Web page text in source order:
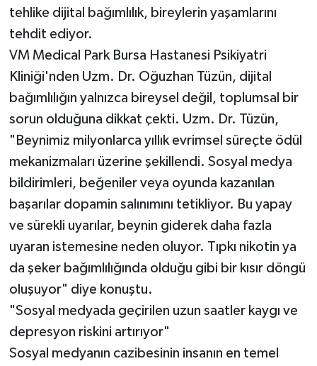
tehlike dijital bağımlılık, bireylerin yaşamlarını
tehdit ediyor.
VM Medical Park Bursa Hastanesi Psikiyatri
Kliniği'nden Uzm. Dr. Oğuzhan Tüzün, dijital
bağımlılığın yalnızca bireysel değil, toplumsal bir
sorun olduğuna dikkat çekti. Uzm. Dr. Tüzün,
"Beynimiz milyonlarca yıllık evrimsel süreçte ödül
mekanizmaları üzerine şekillendi. Sosyal medya
bildirimleri, beğeniler veya oyunda kazanılan
başarılar dopamin salınımını tetikliyor. Bu yapay
ve sürekli uyarılar, beynin giderek daha fazla
uyaran istemesine neden oluyor. Tıpkı nikotin ya
da şeker bağımlılığında olduğu gibi bir kısır döngü
oluşuyor" diye konuştu.
"Sosyal medyada geçirilen uzun saatler kaygı ve
depresyon riskini artırıyor"
Sosyal medyanın cazibesinin insanın en temel